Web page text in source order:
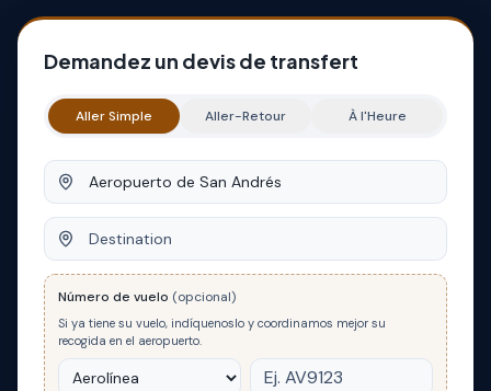
Demandez un devis de transfert
Aller Simple Aller-Retour À l'Heure
Origine
Destination
Número de vuelo (opcional)
Si ya tiene su vuelo, indíquenoslo y coordinamos mejor su
recogida en el aeropuerto.